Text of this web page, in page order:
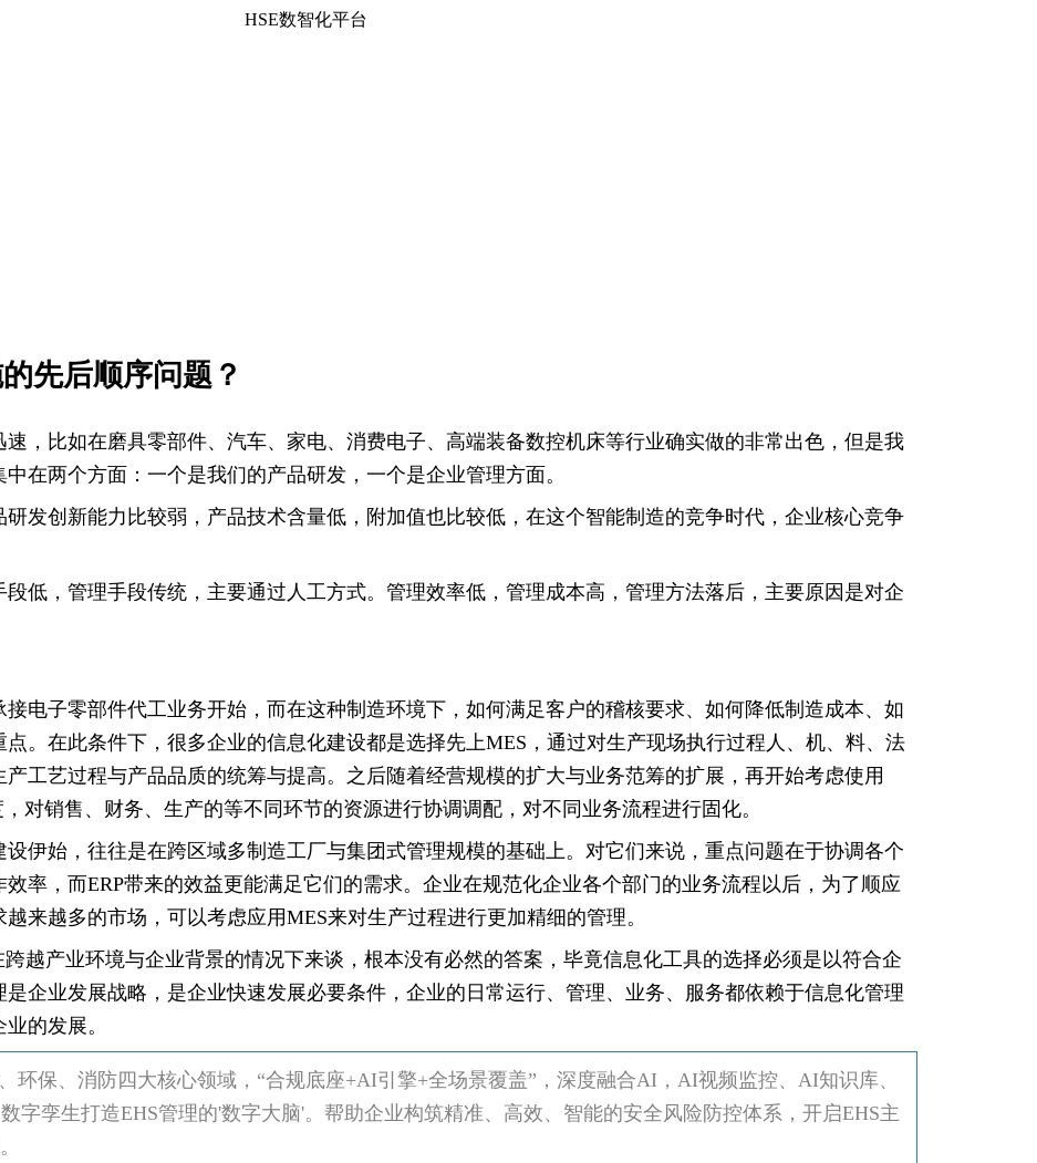
HSE数智化平台
先后顺序问题？
，比如在磨具零部件、汽车、家电、消费电子、高端装备数控机床等行业确实做的非常出色，但是我
在两个方面：一个是我们的产品研发，一个是企业管理方面。
发创新能力比较弱，产品技术含量低，附加值也比较低，在这个智能制造的竞争时代，企业核心竞争
低，管理手段传统，主要通过人工方式。管理效率低，管理成本高，管理方法落后，主要原因是对企
电子零部件代工业务开始，而在这种制造环境下，如何满足客户的稽核要求、如何降低制造成本、如
。在此条件下，很多企业的信息化建设都是选择先上MES，通过对生产现场执行过程人、机、料、法
工艺过程与产品品质的统筹与提高。之后随着经营规模的扩大与业务范筹的扩展，再开始考虑使用
对销售、财务、生产的等不同环节的资源进行协调调配，对不同业务流程进行固化。
伊始，往往是在跨区域多制造工厂与集团式管理规模的基础上。对它们来说，重点问题在于协调各个
率，而ERP带来的效益更能满足它们的需求。企业在规范化企业各个部门的业务流程以后，为了顺应
来越多的市场，可以考虑应用MES来对生产过程进行更加精细的管理。
越产业环境与企业背景的情况下来谈，根本没有必然的答案，毕竟信息化工具的选择必须是以符合企
企业发展战略，是企业快速发展必要条件，企业的日常运行、管理、业务、服务都依赖于信息化管理
的发展。
环保、消防四大核心领域，“合规底座+AI引擎+全场景覆盖”，深度融合AI，AI视频监控、AI知识库、
字孪生打造EHS管理的'数字大脑'。帮助企业构筑精准、高效、智能的安全风险防控体系，开启EHS主